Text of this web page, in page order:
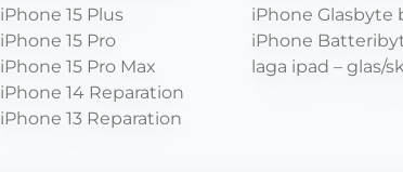
iPhone 15 Plus
iPhone 15 Pro
iPhone 15 Pro Max
iPhone 14 Reparation
iPhone 13 Reparation
iPhone Glasbyte
iPhone
laga ipad – glas/